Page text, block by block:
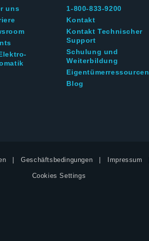
uns
1-800-833-9200
Kontakt
Kontakt Technischer
Support
Schulung und
Weiterbildung
Eigentümerressourcen
Blog
Geschäftsbedingungen Impressum
Cookies Settings